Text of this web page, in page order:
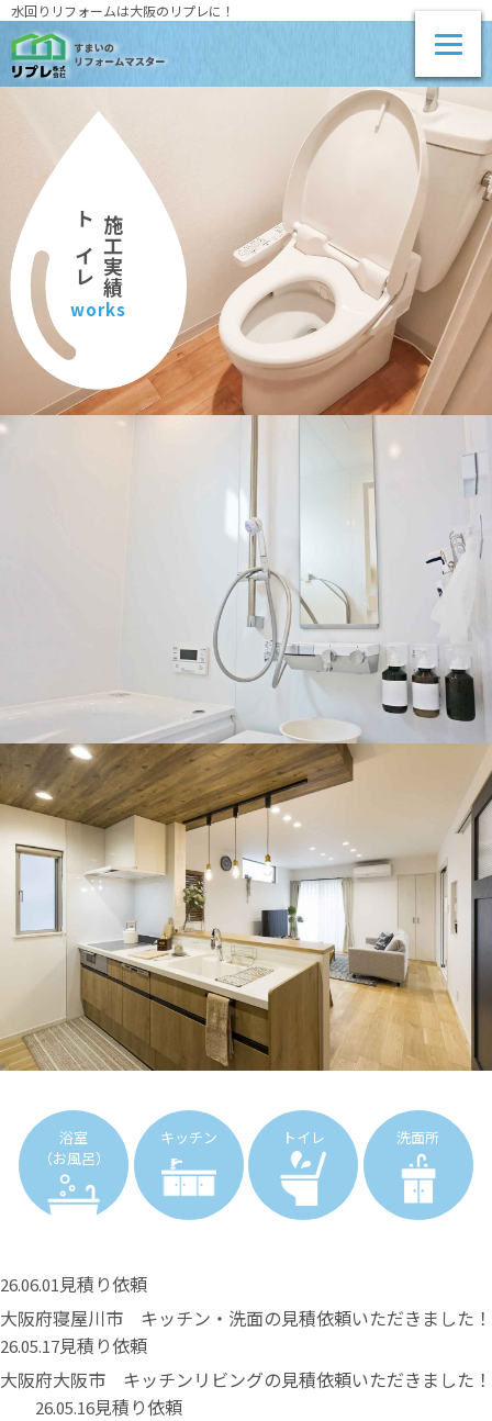
水回りリフォームは大阪のリプレに！
施工実績
トイレ
works
浴室
（お風呂）
キッチン トイレ 洗面所
26.06.01見積り依頼
大阪府寝屋川市 キッチン・洗面の見積依頼いただきました！
26.05.17見積り依頼
大阪府大阪市 キッチンリビングの見積依頼いただきました！
26.05.16見積り依頼